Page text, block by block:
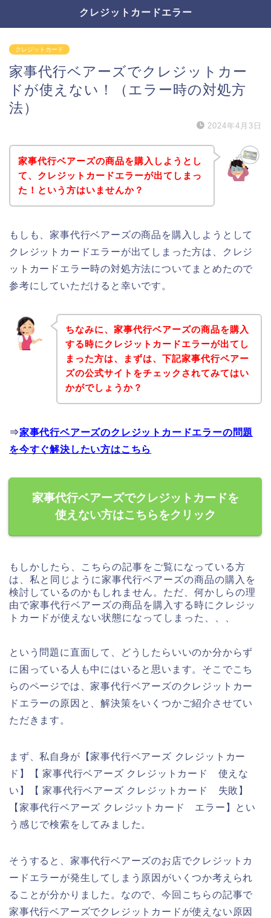
クレジットカードエラー
クレジットカード
家事代行ベアーズでクレジットカー
ドが使えない！（エラー時の対処方
法）
2024年4月3日
家事代行ベアーズの商品を購入しようとし
て、クレジットカードエラーが出てしまっ
た！という方はいませんか？
もしも、家事代行ベアーズの商品を購入しようとして
クレジットカードエラーが出てしまった方は、クレジ
ットカードエラー時の対処方法についてまとめたので
参考にしていただけると幸いです。
ちなみに、家事代行ベアーズの商品を購入
する時にクレジットカードエラーが出てし
まった方は、まずは、下記家事代行ベアー
ズの公式サイトをチェックされてみてはい
かがでしょうか？
⇒家事代行ベアーズのクレジットカードエラーの問題
を今すぐ解決したい方はこちら
家事代行ベアーズでクレジットカードを
使えない方はこちらをクリック
もしかしたら、こちらの記事をご覧になっている方
は、私と同じように家事代行ベアーズの商品の購入を
検討しているのかもしれません。ただ、何かしらの理
由で家事代行ベアーズの商品を購入する時にクレジッ
トカードが使えない状態になってしまった、、、
という問題に直面して、どうしたらいいのか分からず
に困っている人も中にはいると思います。そこでこち
らのページでは、家事代行ベアーズのクレジットカー
ドエラーの原因と、解決策をいくつかご紹介させてい
ただきます。
まず、私自身が【家事代行ベアーズ クレジットカー
ド】【 家事代行ベアーズ クレジットカード 使えな
い】【 家事代行ベアーズ クレジットカード 失敗】
【家事代行ベアーズ クレジットカード エラー】とい
う感じで検索をしてみました。
そうすると、家事代行ベアーズのお店でクレジットカ
ードエラーが発生してしまう原因がいくつか考えられ
ることが分かりました。なので、今回こちらの記事で
家事代行ベアーズでクレジットカードが使えない原因